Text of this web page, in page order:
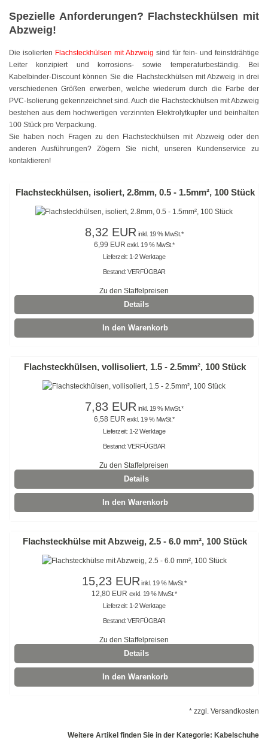
Grün
SONDERANGEBOTE
Edelstahlbinder
Edelstahlbinder 304 SS
Edelstahlbinder 316 SS
Edelstahlkabelbinder, wiederlösbar
Edelstahlbinder mit Welle
Edelstahlmarkierplatten
Edelstahlschraubsockel
Kabelbinder wiederlösbar
natur
Mehrzweckbinder PA66
Spezielle Anforderungen? Flachsteckhülsen mit
Abzweig!
Die isolierten Flachsteckhülsen mit Abzweig sind für fein- und feinstdrähtige
Leiter konzipiert und korrosions- sowie temperaturbeständig. Bei
Kabelbinder-Discount können Sie die Flachsteckhülsen mit Abzweig in drei
verschiedenen Größen erwerben, welche wiederum durch die Farbe der
PVC-Isolierung gekennzeichnet sind. Auch die Flachsteckhülsen mit Abzweig
bestehen aus dem hochwertigen verzinnten Elektrolytkupfer und beinhalten
100 Stück pro Verpackung.
Sie haben noch Fragen zu den Flachsteckhülsen mit Abzweig oder den
anderen Ausführungen? Zögern Sie nicht, unseren Kundenservice zu
kontaktieren!
Flachsteckhülsen, isoliert, 2.8mm, 0.5 - 1.5mm², 100 Stück
8,32 EUR inkl. 19 % MwSt.*
6,99 EUR exkl. 19 % MwSt.*
Lieferzeit: 1-2 Werktage
Bestand: VERFÜGBAR
Zu den Staffelpreisen
Details
In den Warenkorb
Flachsteckhülsen, vollisoliert, 1.5 - 2.5mm², 100 Stück
7,83 EUR inkl. 19 % MwSt.*
6,58 EUR exkl. 19 % MwSt.*
Lieferzeit: 1-2 Werktage
Bestand: VERFÜGBAR
Zu den Staffelpreisen
Details
In den Warenkorb
Flachsteckhülse mit Abzweig, 2.5 - 6.0 mm², 100 Stück
15,23 EUR inkl. 19 % MwSt.*
12,80 EUR exkl. 19 % MwSt.*
Lieferzeit: 1-2 Werktage
Bestand: VERFÜGBAR
Zu den Staffelpreisen
Details
In den Warenkorb
* zzgl. Versandkosten
Weitere Artikel finden Sie in der Kategorie: Kabelschuhe